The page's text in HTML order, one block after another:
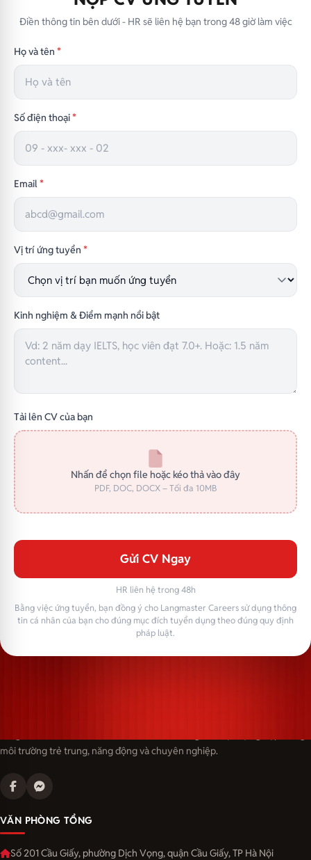
Điền thông tin bên dưới - HR sẽ liên hệ bạn trong 48 giờ làm việc
Họ và tên *
Số điện thoại*
Email*
Vị trí ứng tuyển *
Kinh nghiệm & Điểm mạnh nổi bật
Tải lên CV của bạn
Nhấn để chọn file hoặc kéo thả vào đây
PDF, DOC, DOCX – Tối đa 10MB
Gửi CV Ngay
HR liên hệ trong 48h
Bằng việc ứng tuyển, bạn đồng ý cho Langmaster Careers sử dụng thông
tin cá nhân của bạn cho đúng mục đích tuyển dụng theo đúng quy định
pháp luật.
môi trường trẻ trung, năng động và chuyên nghiệp.
VĂN PHÒNG TỔNG
Số 201 Cầu Giấy, phường Dịch Vọng, quận Cầu Giấy, TP Hà Nội